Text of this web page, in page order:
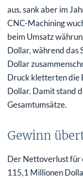
aus, sank aber im
CNC-Machining
beim Umsatz
Dollar, während das
Dollar
Druck kletterten die
Dollar. Damit stand
Gesamtumsätze.
Gewinn
Der Nettoverlust für
115,1 Millionen